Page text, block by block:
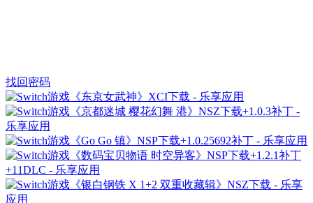
找回密码